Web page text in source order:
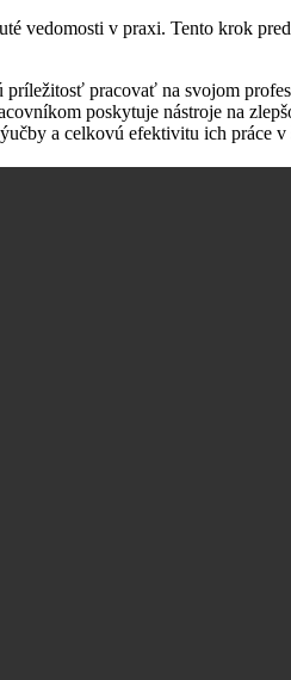
vedomosti v praxi. Tento krok
pracovať na svojom
poskytuje nástroje na
a celkovú efektivitu ich práce v